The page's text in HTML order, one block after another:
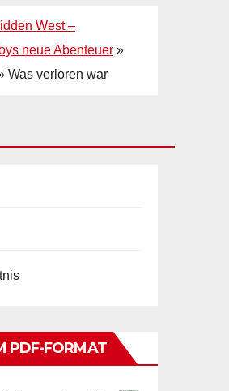
West –
neue Abenteuer »
Was verloren war
PDF-FORMAT